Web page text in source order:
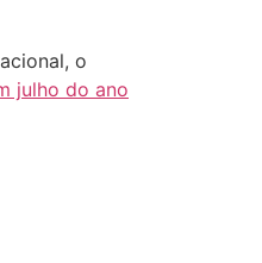
o
julho do ano